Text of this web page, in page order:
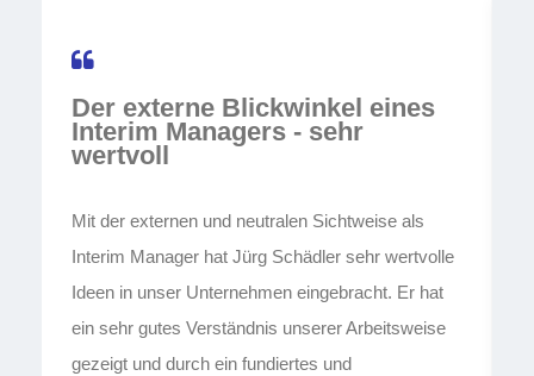
Der externe Blickwinkel eines
Interim Managers - sehr
wertvoll
Mit der externen und neutralen Sichtweise als
Interim Manager hat Jürg Schädler sehr wertvolle
Ideen in unser Unternehmen eingebracht. Er hat
ein sehr gutes Verständnis unserer Arbeitsweise
gezeigt und durch ein fundiertes und